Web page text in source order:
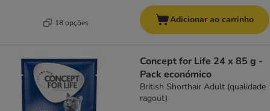
18 opções Adicionar ao carrinho
Concept for Life 24 x 85 g -
Pack económico
British Shorthair Adult (qualidade
ragout)